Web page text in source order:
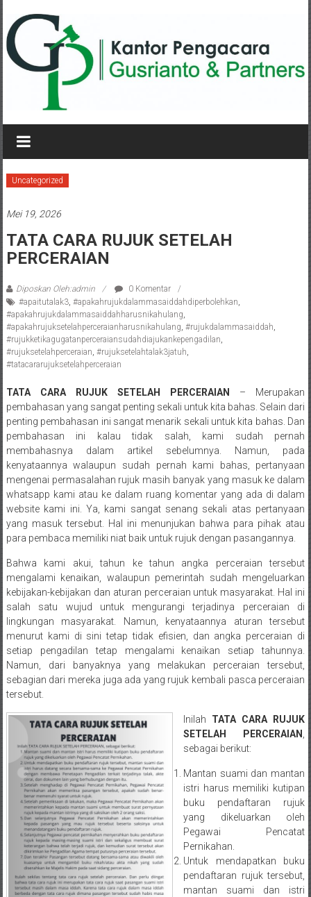
konten
KANTOR
PENGACARA
GUSRIANTO
&
PARTNERS
Kantor
Perceraian
/
Pengacara
Perceraian/
Advokat
Konsultan
Hukum
/
Konsultan
Hukum
Pajak/
Mediator/
Mediasi/
Yogyakarta/Bantul/Sleman/Gunung
Kidul/Wonosari/Wates/Kulonprogo/
Yogyakarta/Jogja/
kalten/Solo/
Purwakarta,
Sukoharjo/
Semarang/
Batang/Brebes/
Purworejo,
Kebumen/Magelang/Temanggung/Mungkid/Demak/
Batu/
Bekasi/Jakarta
Jakarta
Utara/
Jakarta
Pusat/
Karawang/
Lampung
Barat/
Lampung
Timur/Lampung/
Uncategorized
Mei 19, 2026
TATA CARA RUJUK SETELAH
PERCERAIAN
Diposkan Oleh:admin
0 Komentar
#apaitutalak3, #apakahrujukdalammasaiddahdiperbolehkan,
#apakahrujukdalammasaiddahharusnikahulang,
#apakahrujuksetelahperceraianharusnikahulang, #rujukdalammasaiddah,
#rujukketikagugatanperceraiansudahdiajukankepengadilan,
#rujuksetelahperceraian, #rujuksetelahtalak3jatuh,
#tatacararujuksetelahperceraian
TATA CARA RUJUK SETELAH PERCERAIAN
– Merupakan
pembahasan yang sangat penting sekali untuk kita bahas. Selain dari
penting pembahasan ini sangat menarik sekali untuk kita bahas. Dan
pembahasan ini kalau tidak salah, kami sudah pernah
membahasnya dalam artikel sebelumnya. Namun, pada
kenyataannya walaupun sudah pernah kami bahas, pertanyaan
mengenai permasalahan rujuk masih banyak yang masuk ke dalam
whatsapp kami atau ke dalam ruang komentar yang ada di dalam
website kami ini. Ya, kami sangat senang sekali atas pertanyaan
yang masuk tersebut. Hal ini menunjukan bahwa para pihak atau
para pembaca memiliki niat baik untuk rujuk dengan pasangannya.
Bahwa kami akui, tahun ke tahun angka perceraian tersebut
mengalami kenaikan, walaupun pemerintah sudah mengeluarkan
kebijakan-kebijakan dan aturan perceraian untuk masyarakat. Hal ini
salah satu wujud untuk mengurangi terjadinya perceraian di
lingkungan masyarakat. Namun, kenyataannya aturan tersebut
menurut kami di sini tetap tidak efisien, dan angka perceraian di
setiap pengadilan tetap mengalami kenaikan setiap tahunnya.
Namun, dari banyaknya yang melakukan perceraian tersebut,
sebagian dari mereka juga ada yang rujuk kembali pasca perceraian
tersebut.
Inilah TATA CARA RUJUK
SETELAH PERCERAIAN
sebagai berikut:
Mantan suami dan mantan
istri harus memiliki kutipan
buku pendaftaran rujuk
yang dikeluarkan oleh
Pegawai Pencatat
Pernikahan.
Untuk mendapatkan buku
pendaftaran rujuk tersebut,
mantan suami dan istri